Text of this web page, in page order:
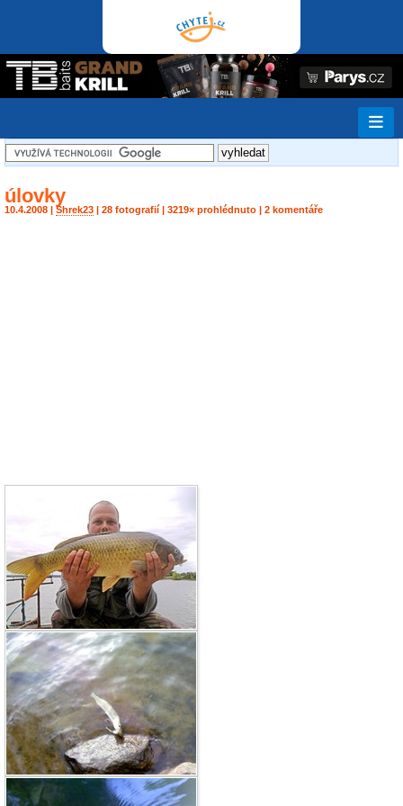
úlovky
10.4.2008 | Shrek23 | 28 fotografií | 3219× prohlédnuto | 2 komentáře